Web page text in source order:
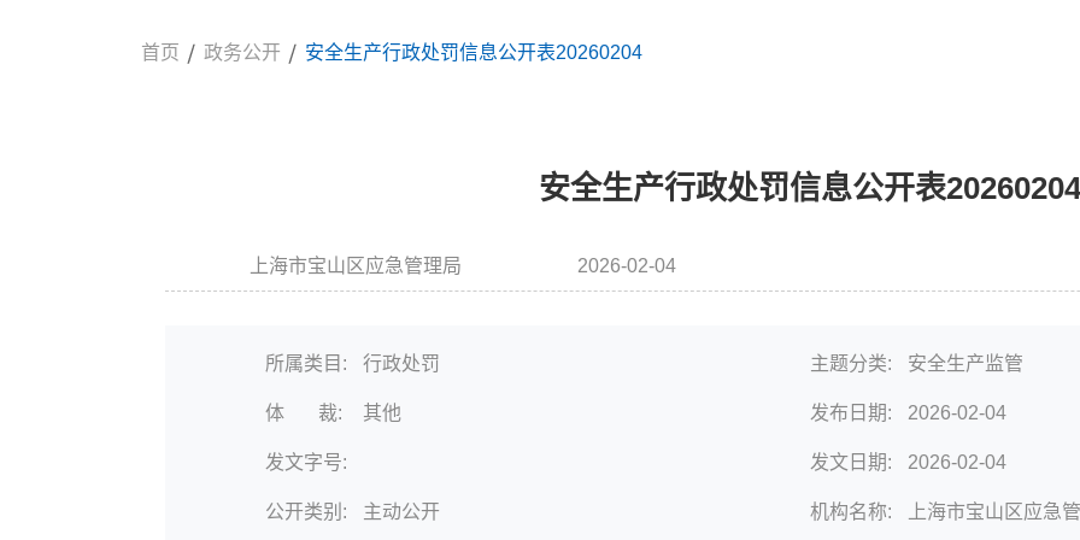
首页 政务公开 安全生产行政处罚信息公开表20260204
安全生产行政处罚信息公开表20260204
上海市宝山区应急管理局 2026-02-04
所属类目: 行政处罚 主题分类: 安全生产监管
体 裁: 其他 发布日期: 2026-02-04
发文字号: 发文日期: 2026-02-04
公开类别: 主动公开 机构名称: 上海市宝山区应急